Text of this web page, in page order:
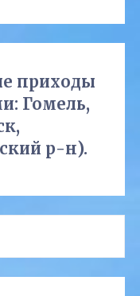
приходы
Гомель,
р-н).